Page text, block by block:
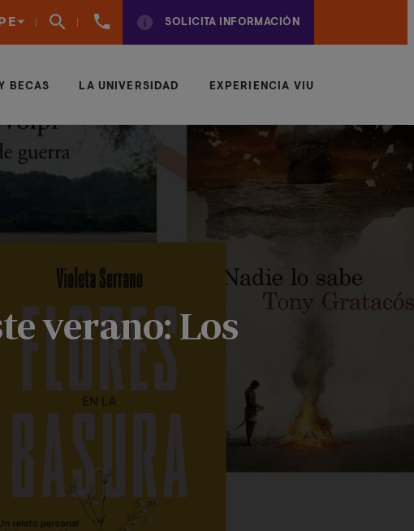
PE
961
SOLICITA INFORMACIÓN
BECAS LA UNIVERSIDAD EXPERIENCIA VIU
verano: Los